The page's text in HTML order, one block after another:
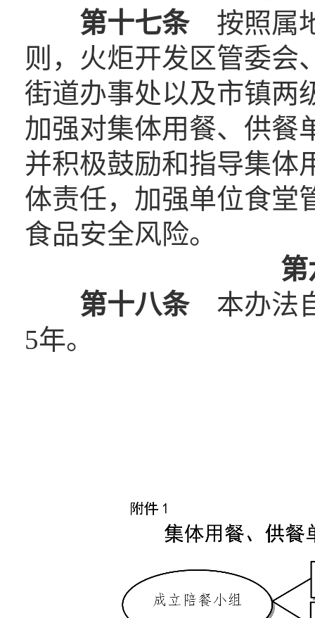
第十七条按照属地
则，火炬开发区管委会
街道办事处以及市镇两
加强对集体用餐、供餐
并积极鼓励和指导集体
体责任，加强单位食堂
食品安全风险。
第十八条本办法自
5年。